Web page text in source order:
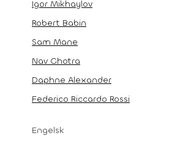
Igor Mikhaylov
Robert Babin
Sam Mane
Nav Ghotra
Daphne Alexander
Federico Riccardo Rossi
Engelsk